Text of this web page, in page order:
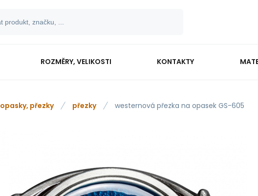
ROZMĚRY, VELIKOSTI KONTAKTY
opasky, přezky přezky westernová přezka na opasek GS-605